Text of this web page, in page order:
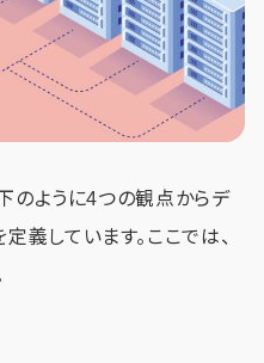
のように4つの観点からデ
義しています。ここでは、